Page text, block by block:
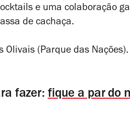
e uma colaboração
de cachaça.
Olivais (Parque das
fazer: fique a par do